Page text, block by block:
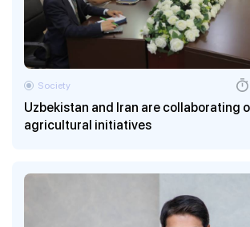
Uzbekistan and Iran are collaborating
agricultural initiatives
Society